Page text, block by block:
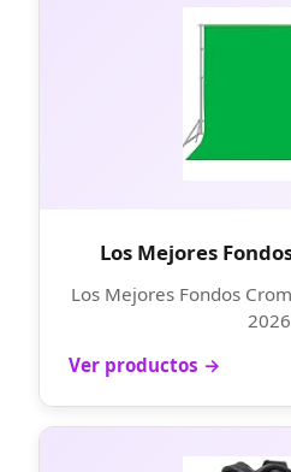
Los Mejores
Los Mejores Fondos
2026
Ver productos →